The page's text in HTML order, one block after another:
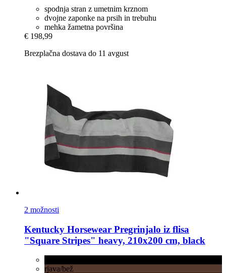
spodnja stran z umetnim krznom
dvojne zaponke na prsih in trebuhu
mehka žametna površina
€ 198,99
Brezplačna dostava do 11 avgust
2 možnosti
Kentucky Horsewear Pregrinjalo iz flisa
"Square Stripes" heavy, 210x200 cm, black
rjava/bež